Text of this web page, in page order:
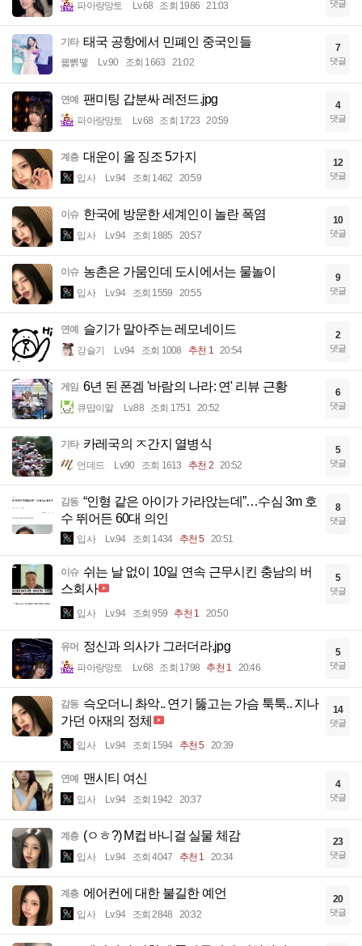
파아랑망토 Lv.68 조회 1986 21:03 댓글
기타 태국 공항에서 민폐인 중국인들
꿻뻵뗗 Lv.90 조회 1663 21:02
7
댓글
연예 팬미팅 갑분싸 레전드.jpg
파아랑망토 Lv.68 조회 1723 20:59
4
댓글
계층 대운이 올 징조 5가지
입사 Lv.94 조회 1462 20:59
12
댓글
이슈 한국에 방문한 세계인이 놀란 폭염
입사 Lv.94 조회 1885 20:57
10
댓글
이슈 농촌은 가뭄인데 도시에서는 물놀이
입사 Lv.94 조회 1559 20:55
9
댓글
연예 슬기가 말아주는 레모네이드
강슬기 Lv.94 조회 1008 추천 1 20:54
2
댓글
게임 6년 된 폰겜 '바람의 나라: 연' 리뷰 근황
큐땁이알 Lv.88 조회 1751 20:52
6
댓글
기타 카레국의 ㅈ간지 열병식
언데드 Lv.90 조회 1613 추천 2 20:52
5
댓글
감동 “인형 같은 아이가 가라앉는데”…수심 3m 호
수 뛰어든 60대 의인
입사 Lv.94 조회 1434 추천 5 20:51
8
댓글
이슈 쉬는 날 없이 10일 연속 근무시킨 충남의 버
스회사
입사 Lv.94 조회 959 추천 1 20:50
5
댓글
유머 정신과 의사가 그러더라.jpg
파아랑망토 Lv.68 조회 1798 추천 1 20:46
5
댓글
감동 슥오더니 촤악.. 연기 뚫고는 가슴 툭툭.. 지나
가던 아재의 정체
입사 Lv.94 조회 1594 추천 5 20:39
14
댓글
연예 맨시티 여신
입사 Lv.94 조회 1942 20:37
4
댓글
계층 (ㅇㅎ?) M컵 바니걸 실물 체감
입사 Lv.94 조회 4047 추천 1 20:34
23
댓글
계층 에어컨에 대한 불길한 예언
입사 Lv.94 조회 2848 20:32
20
댓글